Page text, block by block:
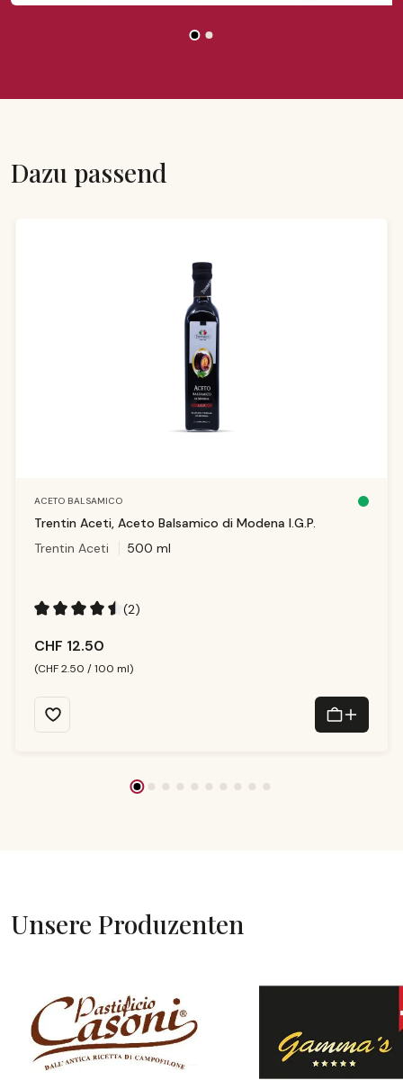
Dazu passend
ACETO BALSAMICO
ei
t:
3
T
Trentin Aceti, Aceto Balsamico di Modena I.G.P.
Trentin Aceti
500 ml
(2)
CHF 12.50
(CHF 2.50 / 100 ml)
Unsere Produzenten